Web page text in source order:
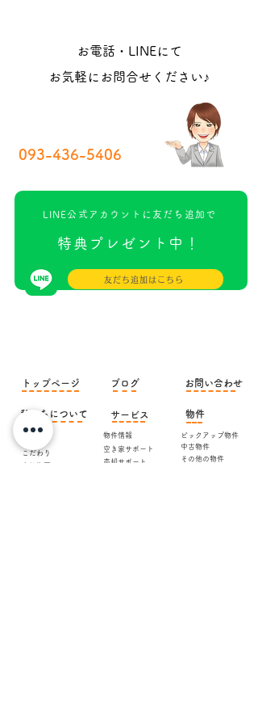
お電話・LINEにて
お気軽にお問合せください♪
093-436-5406
LINE公式アカウントに友だち追加で
特典プレゼント中！
友だち追加はこちら
​トップページ ブログ お問い合わせ
私たちについて
​代表挨拶
​スタッフ
こだわり
サービス 物件
物件情報
ピックアップ物件
空き家サポート
売却サポート
中古物件
その他の物件